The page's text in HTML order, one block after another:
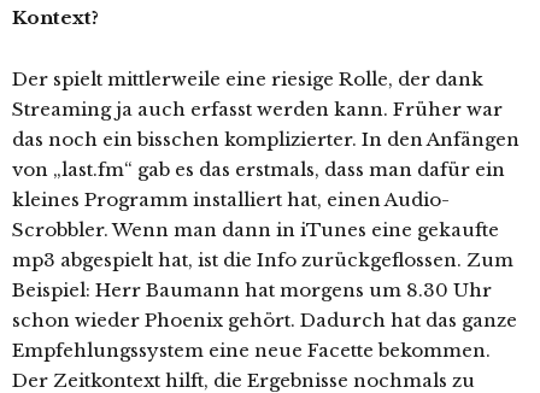
Kontext?
Der spielt mittlerweile eine riesige Rolle, der dank
Streaming ja auch erfasst werden kann. Früher war
das noch ein bisschen komplizierter. In den Anfängen
von „last.fm“ gab es das erstmals, dass man dafür ein
kleines Programm installiert hat, einen Audio-
Scrobbler. Wenn man dann in iTunes eine gekaufte
mp3 abgespielt hat, ist die Info zurückgeflossen. Zum
Beispiel: Herr Baumann hat morgens um 8.30 Uhr
schon wieder Phoenix gehört. Dadurch hat das ganze
Empfehlungssystem eine neue Facette bekommen.
Der Zeitkontext hilft, die Ergebnisse nochmals zu